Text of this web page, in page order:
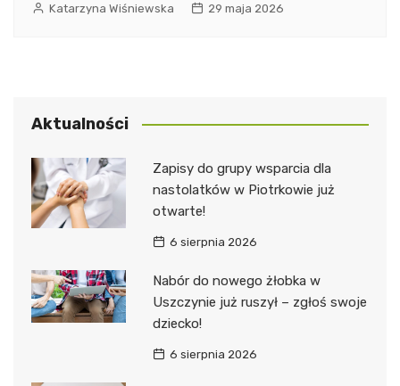
Katarzyna Wiśniewska 29 maja 2026
Aktualności
Zapisy do grupy wsparcia dla
nastolatków w Piotrkowie już
otwarte!
6 sierpnia 2026
Nabór do nowego żłobka w
Uszczynie już ruszył – zgłoś swoje
dziecko!
6 sierpnia 2026